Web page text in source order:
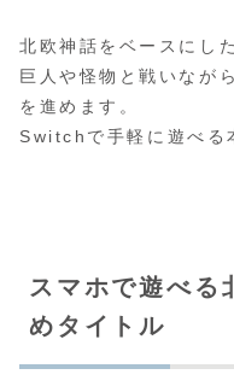
北欧神話をベースにし
巨人や怪物と戦いなが
を進めます。
Switchで手軽に遊べる
スマホで遊べる
めタイトル